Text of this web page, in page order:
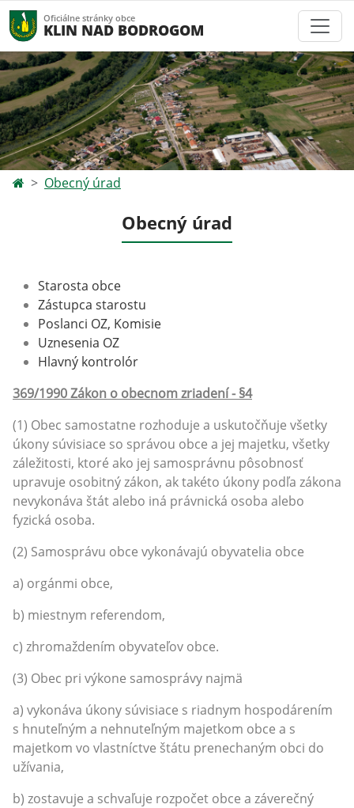
Oficiálne stránky obce
KLIN NAD BODROGOM
Obecný úrad
Obecný úrad
Starosta obce
Zástupca starostu
Poslanci OZ, Komisie
Uznesenia OZ
Hlavný kontrolór
369/1990 Zákon o obecnom zriadení - §4
(1) Obec samostatne rozhoduje a uskutočňuje všetky
úkony súvisiace so správou obce a jej majetku, všetky
záležitosti, ktoré ako jej samosprávnu pôsobnosť
upravuje osobitný zákon, ak takéto úkony podľa zákona
nevykonáva štát alebo iná právnická osoba alebo
fyzická osoba.
(2) Samosprávu obce vykonávajú obyvatelia obce
a) orgánmi obce,
b) miestnym referendom,
c) zhromaždením obyvateľov obce.
(3) Obec pri výkone samosprávy najmä
a) vykonáva úkony súvisiace s riadnym hospodárením
s hnuteľným a nehnuteľným majetkom obce a s
majetkom vo vlastníctve štátu prenechaným obci do
užívania,
b) zostavuje a schvaľuje rozpočet obce a záverečný